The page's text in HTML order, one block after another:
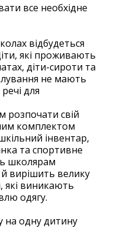
все необхідне
відбудеться
які проживають
діти-сироти та
не мають
для
свій
комплектом
інвентар,
та спортивне
школярам
вирішить велику
які виникають
одягу.
на одну дитину